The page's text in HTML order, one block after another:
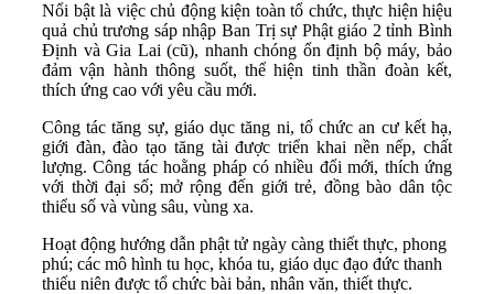
Nổi bật là việc chủ động kiện toàn tổ chức, thực hiện hiệu
quả chủ trương sáp nhập Ban Trị sự Phật giáo 2 tỉnh Bình
Định và Gia Lai (cũ), nhanh chóng ổn định bộ máy, bảo
đảm vận hành thông suốt, thể hiện tinh thần đoàn kết,
thích ứng cao với yêu cầu mới.
Công tác tăng sự, giáo dục tăng ni, tổ chức an cư kết hạ,
giới đàn, đào tạo tăng tài được triển khai nền nếp, chất
lượng. Công tác hoằng pháp có nhiều đổi mới, thích ứng
với thời đại số; mở rộng đến giới trẻ, đồng bào dân tộc
thiểu số và vùng sâu, vùng xa.
Hoạt động hướng dẫn phật tử ngày càng thiết thực, phong
phú; các mô hình tu học, khóa tu, giáo dục đạo đức thanh
thiếu niên được tổ chức bài bản, nhân văn, thiết thực.